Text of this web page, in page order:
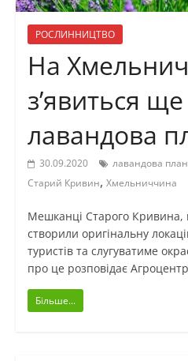
РОСЛИННИЦТВО
На
з’явиться
лавандова
30.09.2020 лавандова
Старий Кривин, Хмельниччина
Мешканці Старого
створили оригінальну
туристів та слугуватиме
про це розповідає
Більше...